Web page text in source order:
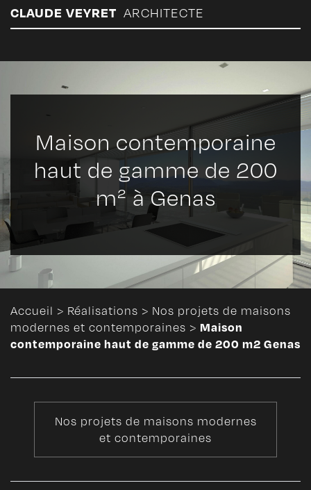
CLAUDE VEYRET ARCHITECTE
Maison contemporaine
haut de gamme de 200
m² à Genas
Accueil > Réalisations > Nos projets de maisons
modernes et contemporaines > Maison
contemporaine haut de gamme de 200 m2 Genas
Nos projets de maisons modernes
et contemporaines
Panneau de gestion des cookies